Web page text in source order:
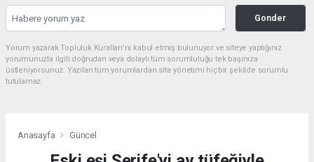
Gonder
Yorum yazarak Topluluk Kuralları’nı kabul etmiş bulunuyor ve siteye yaptığınız
yorumunuzla ilgili doğrudan veya dolaylı tüm sorumluluğu tek başınıza
üstleniyorsunuz. Yazılan tüm yorumlardan site yönetimi hiçbir şekilde sorumlu
tutulamaz.
Anasayfa Güncel